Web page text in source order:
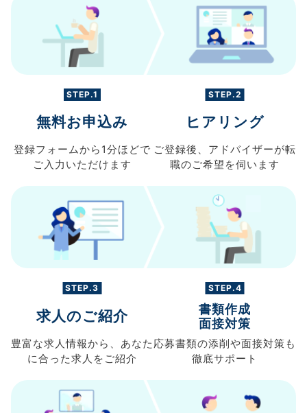
STEP.1
無料お申込み
登録フォームから 1分ほどで
ご入力 いただけます
STEP.2
ヒアリング
ご登録後、 アドバイザーが転
職のご希望を伺います
STEP.3
求人のご紹介
豊富な求人情報から、 あなた
に合った求人を ご紹介
STEP.4
書類作成
面接対策
応募書類の添削や面接対策も
徹底サポート